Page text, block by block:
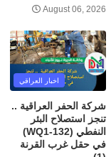
August 06, 2026
اخبار العراقي
شركة الحفر العراقية ..
تنجز استصلاح البئر
النفطي (WQ1-132)
في حقل غرب القرنة